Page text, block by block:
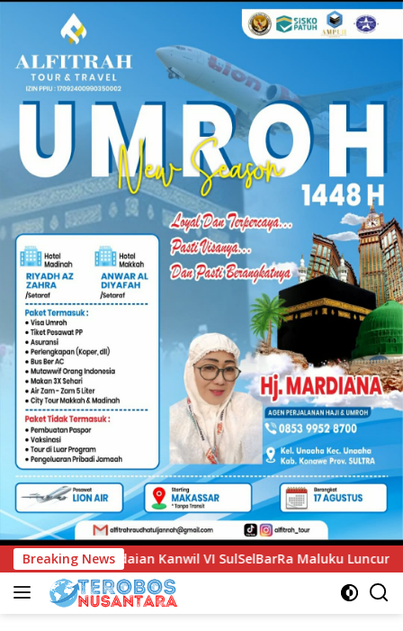
Breaking NewsMaluku Luncurkan Program PANDE EMAS untuk